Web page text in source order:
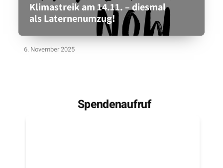
Klimastreik am 14.11. – diesmal
als Laternenumzug!
6. November 2025
Spendenaufruf